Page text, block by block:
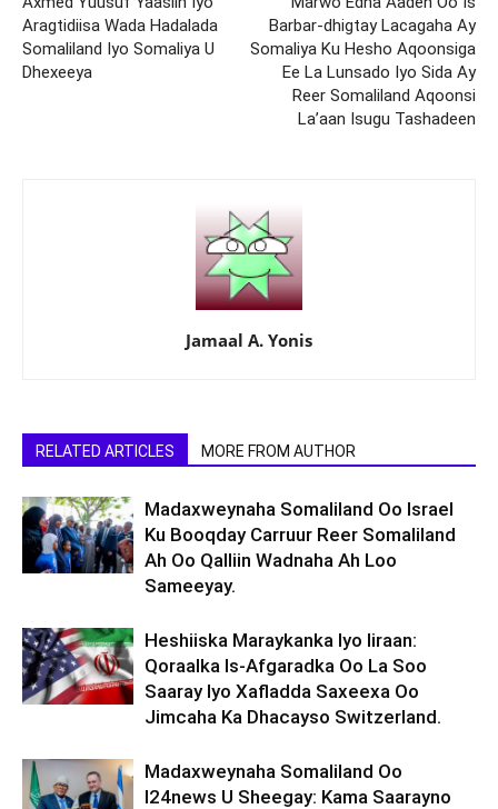
Aragtidiisa Wada Hadalada
Somaliland Iyo Somaliya U
Dhexeeya
Barbar-dhigtay Lacagaha Ay
Somaliya Ku Hesho Aqoonsiga
Ee La Lunsado Iyo Sida Ay
Reer Somaliland Aqoonsi
La’aan Isugu Tashadeen
Jamaal A. Yonis
RELATED ARTICLES MORE FROM AUTHOR
Madaxweynaha Somaliland Oo Israel
Ku Booqday Carruur Reer Somaliland
Ah Oo Qalliin Wadnaha Ah Loo
Sameeyay.
Heshiiska Maraykanka Iyo Iiraan:
Qoraalka Is-Afgaradka Oo La Soo
Saaray Iyo Xafladda Saxeexa Oo
Jimcaha Ka Dhacayso Switzerland.
Madaxweynaha Somaliland Oo
I24news U Sheegay: Kama Saarayno